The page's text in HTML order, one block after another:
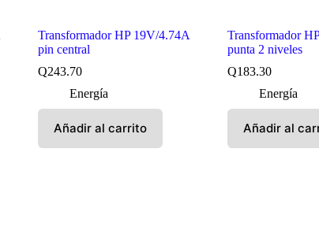
Transformador HP 19V/4.74A
pin central
Q243.70
Energía
Añadir al carrito
Transformador
punta 2 niveles
Q183.30
Energía
Añadir al